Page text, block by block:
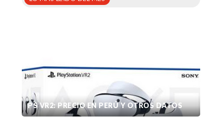
PS VR2: PRECIO EN PERÚ Y OTROS DATOS